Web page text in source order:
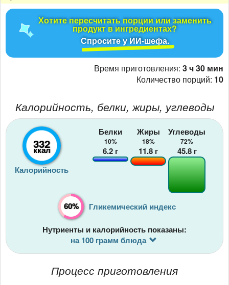
Хотите пересчитать порции или заменить
продукт в ингредиентах?
Спросите у ИИ-шефа.
Время приготовления: 3 ч 30 мин
Количество порций: 10
Калорийность, белки, жиры, углеводы
332
ккал
Калорийность
Белки
10%
6.2 г
Жиры
18%
11.8 г
Углеводы
72%
45.8г
60% Гликемический индекс
Нутриенты и калорийность показаны:
на 100 грамм блюда
Процесс приготовления